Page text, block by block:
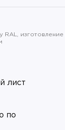
RAL, изготовление
лист
по